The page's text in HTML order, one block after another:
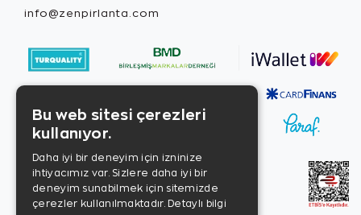
info@zenpirlanta.com
Bu web sitesi çerezleri
kullanıyor.
Daha iyi bir deneyim için izninize
ihtiyacımız var. Sizlere daha iyi bir
deneyim sunabilmek için sitemizde
çerezler kullanılmaktadır. Detaylı bilgi